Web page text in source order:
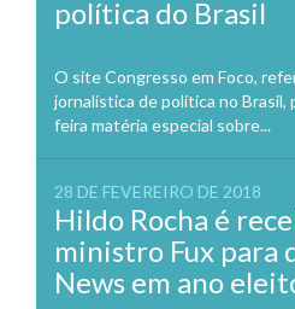
política do Brasil
O site Congresso em Foco,
jornalística de política no
feira matéria especial sobre...
28 DE FEVEREIRO DE 2018
Hildo Rocha é
ministro Fux para
News em ano